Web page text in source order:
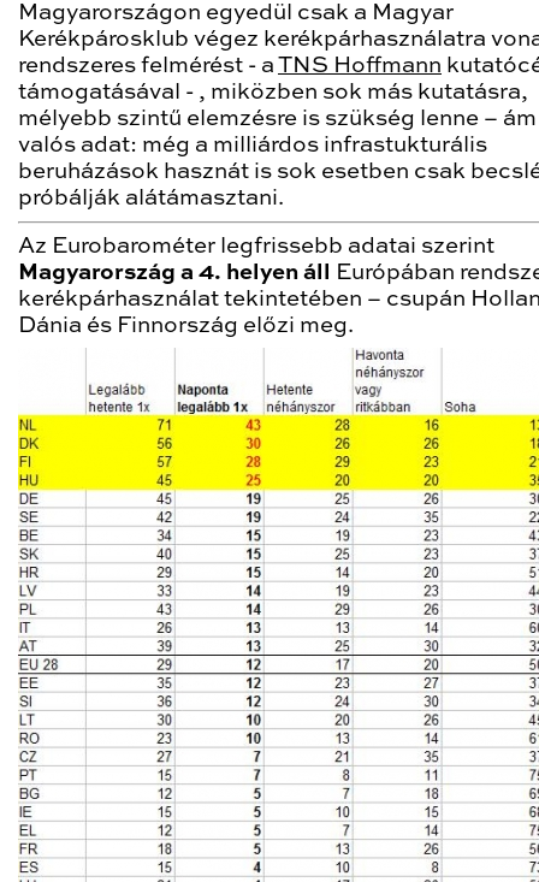
Magyarországon egyedül csak a Magyar
Kerékpárosklub végez kerékpárhasználatra
rendszeres felmérést - a TNS Hoffmann
támogatásával - , miközben sok más kutatásra,
mélyebb szintű elemzésre is szükség lenne –
valós adat: még a milliárdos infrastukturális
beruházások hasznát is sok esetben csak
próbálják alátámasztani.
Az Eurobarométer legfrissebb adatai szerint
Magyarország a 4. helyen áll
Európában
kerékpárhasználat tekintetében – csupán
Dánia és Finnország előzi meg.